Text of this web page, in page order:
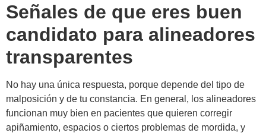
Señales de que eres buen
candidato para alineadores
transparentes
No hay una única respuesta, porque depende del tipo de
malposición y de tu constancia. En general, los alineadores
funcionan muy bien en pacientes que quieren corregir
apiñamiento, espacios o ciertos problemas de mordida, y